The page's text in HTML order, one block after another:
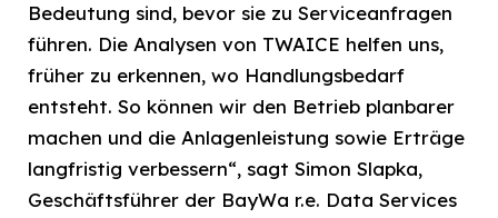
Bedeutung sind, bevor sie zu Serviceanfragen
führen. Die Analysen von TWAICE helfen uns,
früher zu erkennen, wo Handlungsbedarf
entsteht. So können wir den Betrieb planbarer
machen und die Anlagenleistung sowie Erträge
langfristig verbessern“, sagt Simon Slapka,
Geschäftsführer der BayWa r.e. Data Services